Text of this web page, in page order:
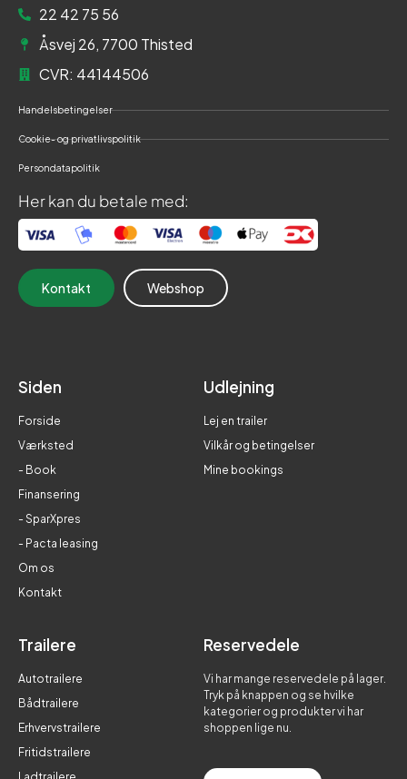
22 42 75 56
Åsvej 26, 7700 Thisted
CVR: 44144506
Handelsbetingelser
Cookie- og privatlivspolitik
Persondatapolitik
Her kan du betale med:
Kontakt Webshop
Siden
Forside
Værksted
- Book
Finansering
- SparXpres
- Pacta leasing
Om os
Kontakt
Udlejning
Lej en trailer
Vilkår og betingelser
Mine bookings
Trailere
Autotrailere
Bådtrailere
Erhvervstrailere
Fritidstrailere
Reservedele
Vi har mange reservedele på lager.
Tryk på knappen og se hvilke
kategorier og produkter vi har
shoppen lige nu.